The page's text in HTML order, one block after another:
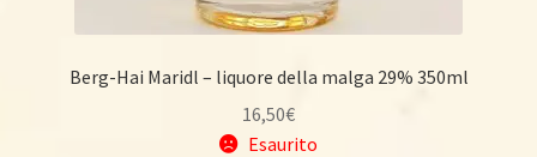
Berg-Hai Maridl – liquore della malga 29% 350ml
16,50€
Esaurito